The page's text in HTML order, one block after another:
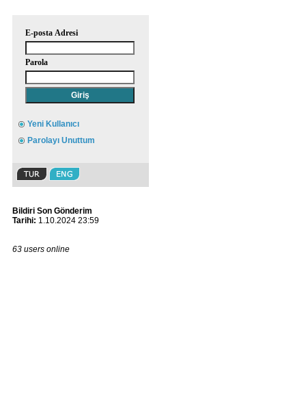
E-posta Adresi
Parola
Yeni Kullanıcı
Parolayı Unuttum
Bildiri Son Gönderim
Tarihi: 1.10.2024 23:59
63 users online